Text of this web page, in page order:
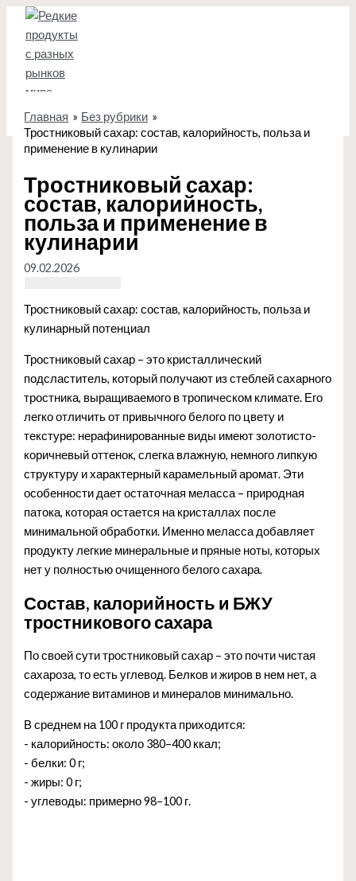
Перейти
содержимому
Главная
Без рубрики
Тростниковый сахар: состав, калорийность, польза и
применение в кулинарии
Тростниковый сахар:
состав, калорийность,
польза и применение в
кулинарии
09.02.2026
Тростниковый сахар: состав, калорийность, польза и
кулинарный потенциал
Тростниковый сахар – это кристаллический
подсластитель, который получают из стеблей сахарного
тростника, выращиваемого в тропическом климате. Его
легко отличить от привычного белого по цвету и
текстуре: нерафинированные виды имеют золотисто-
коричневый оттенок, слегка влажную, немного липкую
структуру и характерный карамельный аромат. Эти
особенности дает остаточная меласса – природная
патока, которая остается на кристаллах после
минимальной обработки. Именно меласса добавляет
продукту легкие минеральные и пряные ноты, которых
нет у полностью очищенного белого сахара.
Состав, калорийность и БЖУ
тростникового сахара
По своей сути тростниковый сахар – это почти чистая
сахароза, то есть углевод. Белков и жиров в нем нет, а
содержание витаминов и минералов минимально.
В среднем на 100 г продукта приходится:
- калорийность: около 380–400 ккал;
- белки: 0 г;
- жиры: 0 г;
- углеводы: примерно 98–100 г.